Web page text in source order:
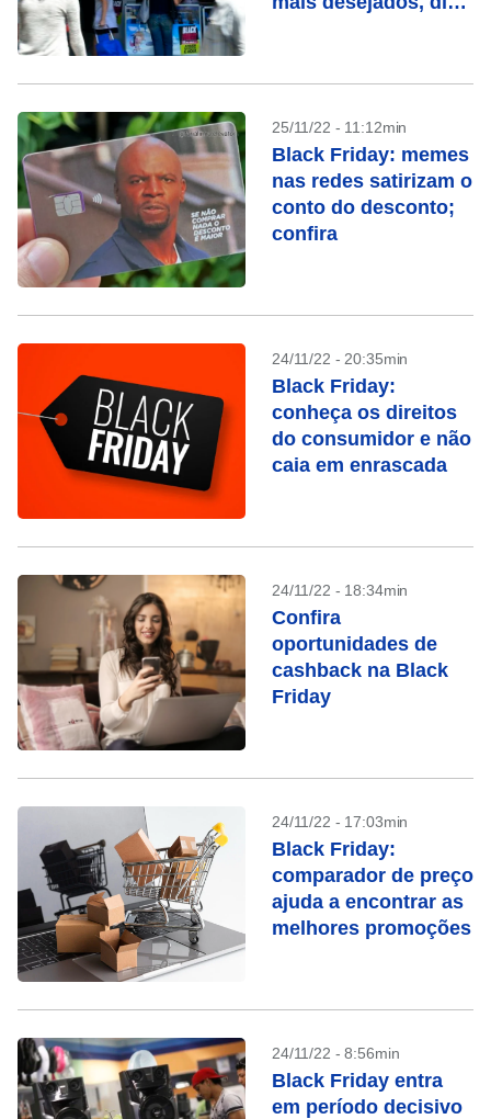
25/11/22 - 11:12min
Black Friday: memes
nas redes satirizam o
conto do desconto;
confira
24/11/22 - 20:35min
Black Friday:
conheça os direitos
do consumidor e não
caia em enrascada
24/11/22 - 18:34min
Confira
oportunidades de
cashback na Black
Friday
24/11/22 - 17:03min
Black Friday:
comparador de preço
ajuda a encontrar as
melhores promoções
24/11/22 - 8:56min
Black Friday entra
em período decisivo